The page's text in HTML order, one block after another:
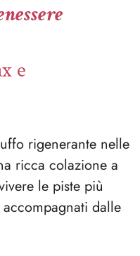
e
rigenerante nelle
ricca colazione a
le piste più
dalle